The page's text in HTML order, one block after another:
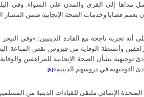
مداها إلى القرى والمدن على السواء.وفي
قضايا وخدمات الصحة الإنجابية ضمن المسار
تجربة ناجحة مع القادة الدينيين: «وفي
وأنشطة الوقاية من فيروس نقص المناعة
توجيهية بشأن الصحة الإنجابية للمراهقين
التوجيهية في دروسهم الدينية»
[6]
الأمم المتحدة الإنمائي ملتقى للقيادات الدينية